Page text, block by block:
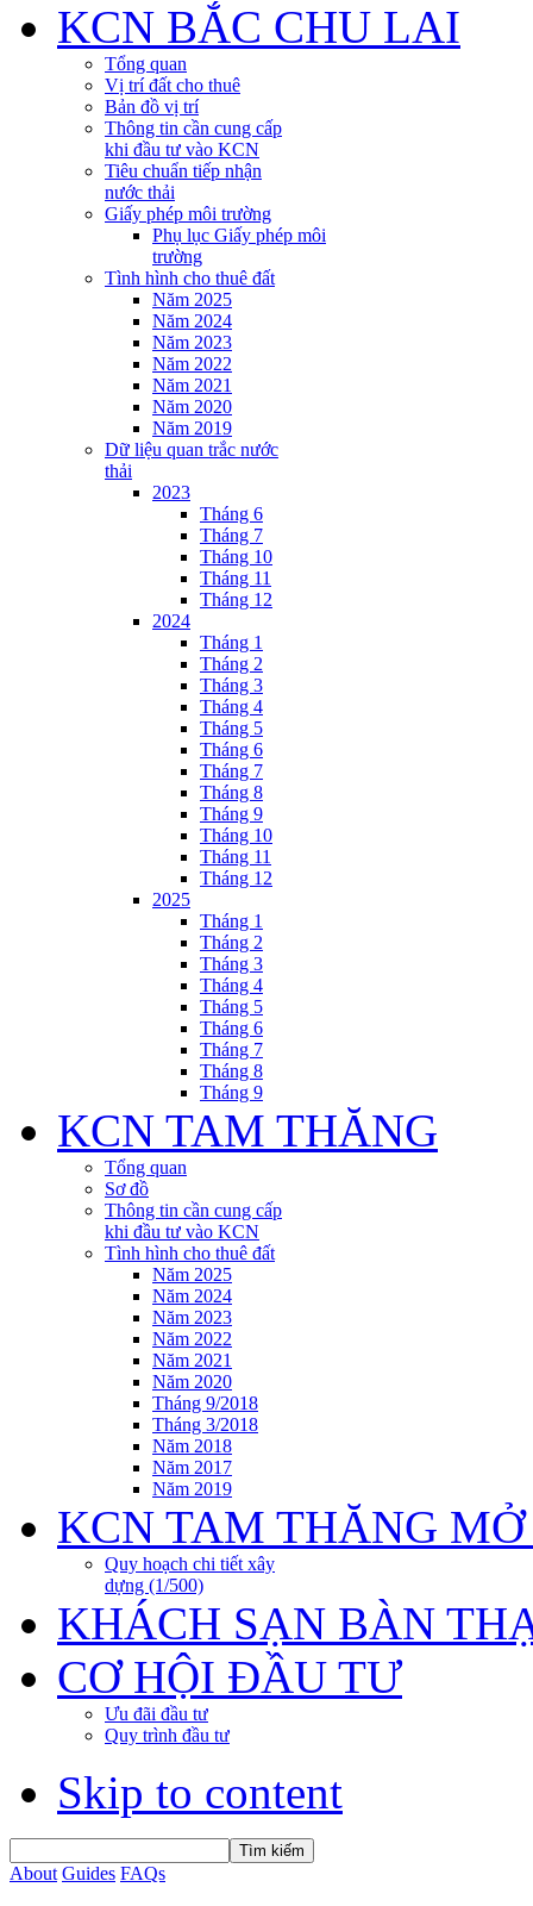
KCN BẮC CHU LAI
Tổng quan
Vị trí đất cho thuê
Bản đồ vị trí
Thông tin cần cung cấp
khi đầu tư vào KCN
Tiêu chuẩn tiếp nhận
nước thải
Giấy phép môi trường
Phụ lục Giấy phép môi
trường
Tình hình cho thuê đất
Năm 2025
Năm 2024
Năm 2023
Năm 2022
Năm 2021
Năm 2020
Năm 2019
Dữ liệu quan trắc nước
thải
2023
Tháng 6
Tháng 7
Tháng 10
Tháng 11
Tháng 12
2024
Tháng 1
Tháng 2
Tháng 3
Tháng 4
Tháng 5
Tháng 6
Tháng 7
Tháng 8
Tháng 9
Tháng 10
Tháng 11
Tháng 12
2025
Tháng 1
Tháng 2
Tháng 3
Tháng 4
Tháng 5
Tháng 6
Tháng 7
Tháng 8
Tháng 9
KCN TAM THĂNG
Tổng quan
Sơ đồ
Thông tin cần cung cấp
khi đầu tư vào KCN
Tình hình cho thuê đất
Năm 2025
Năm 2024
Năm 2023
Năm 2022
Năm 2021
Năm 2020
Tháng 9/2018
Tháng 3/2018
Năm 2018
Năm 2017
Năm 2019
KCN TAM THĂNG MỞ
Quy hoạch chi tiết xây
dựng (1/500)
KHÁCH SẠN BÀN
CƠ HỘI ĐẦU TƯ
Ưu đãi đầu tư
Quy trình đầu tư
Skip to content
About Guides FAQs